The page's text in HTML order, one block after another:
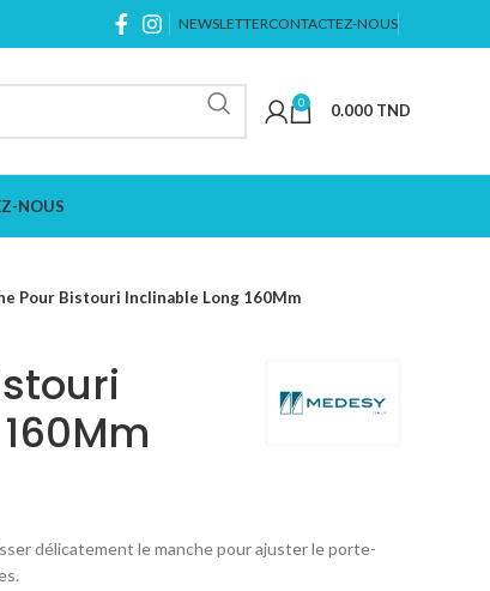
NEWSLETTERCONTACTEZ-NOUS
0 0.000 TND
NOUS
Pour Bistouri Inclinable Long 160Mm
délicatement le manche pour ajuster le porte-